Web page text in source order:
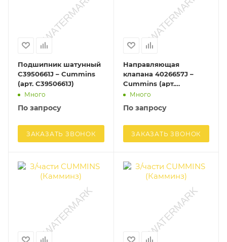
Подшипник шатунный
C3950661J – Cummins
(арт. C3950661J)
Много
По запросу
ЗАКАЗАТЬ ЗВОНОК
Направляющая
клапана 4026657J –
Cummins (арт.
4026657J)
Много
По запросу
ЗАКАЗАТЬ ЗВОНОК